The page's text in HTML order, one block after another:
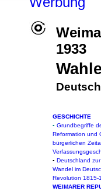
1933
GESCHICHTE
▪ Grundbegriffe
Reformation und
bürgerlichen
▪ Deutschland
Wandel im
Revolution 1815-
WEIMARER